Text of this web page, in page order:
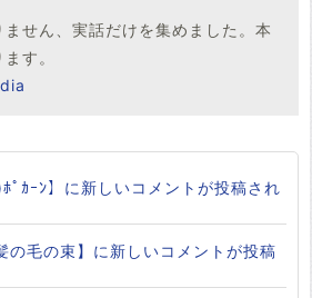
せん、実話だけを集めました。本
す。
ﾎﾟｶｰﾝ】に新しいコメントが投稿され
の毛の束】に新しいコメントが投稿